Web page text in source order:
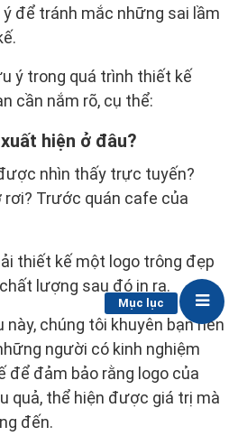
Mục lục
để tránh mắc những sai lầm
ý trong quá trình thiết kế
cần nắm rõ, cụ thể:
hiện ở đâu?
nhìn thấy trực tuyến?
rơi? Trước quán cafe của
thiết kế một logo trông đẹp
lượng sau đó in ra.
chúng tôi khuyên bạn nên
người có kinh nghiệm
để đảm bảo rằng logo của
quả, thể hiện được giá trị mà
đến.